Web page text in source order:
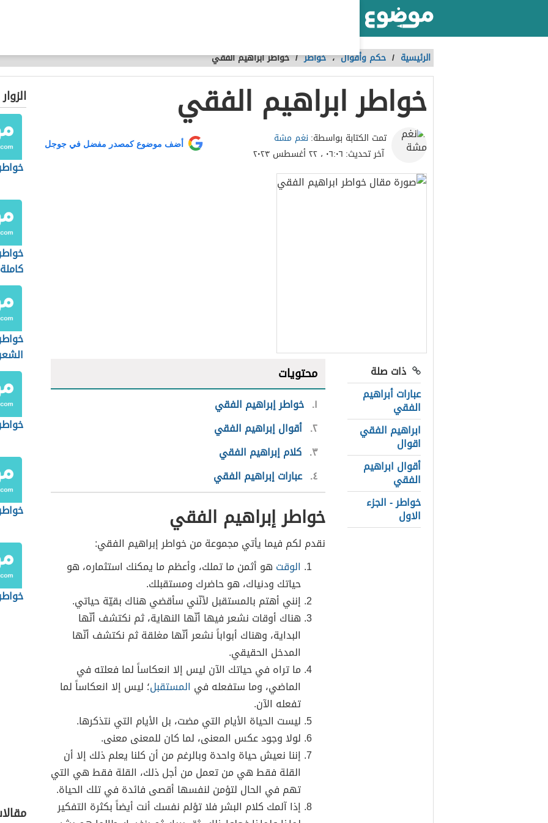
الرئيسية / حكم وأقوال،خواطر /خواطر ابراهيم الفقي
خواطر ابراهيم الفقي
تمت الكتابة بواسطة: نغم مشة
آخر تحديث: ٠٦:٠٦ ، ٢٢ أغسطس ٢٠٢٣
أضف موضوع كمصدر مفضل في جوجل
ذات صلة
عبارات أبراهيم
الفقي
ابراهيم الفقي
اقوال
أقوال ابراهيم
الفقي
خواطر - الجزء
الاول
محتويات
١ خواطر إبراهيم الفقي
٢ أقوال إبراهيم الفقي
٣ كلام إبراهيم الفقي
٤ عبارات إبراهيم الفقي
خواطر إبراهيم الفقي
نقدم لكم فيما يأتي مجموعة من خواطر إبراهيم الفقي:
الوقت هو أثمن ما تملك، وأعظم ما يمكنك استثماره، هو
حياتك ودنياك، هو حاضرك ومستقبلك.
إنني أهتم بالمستقبل لأنّني سأقضي هناك بقيّة حياتي.
هناك أوقات نشعر فيها أنّها النهاية، ثم نكتشف أنّها
البداية، وهناك أبواباً نشعر أنّها مغلقة ثم نكتشف أنّها
المدخل الحقيقي.
ما تراه في حياتك الآن ليس إلا انعكاساً لما فعلته في
الماضي، وما ستفعله في المستقبل؛ ليس إلا انعكاساً لما
تفعله الآن.
ليست الحياة الأيام التي مضت، بل الأيام التي نتذكرها.
لولا وجود عكس المعنى، لما كان للمعنى معنى.
إننا نعيش حياة واحدة وبالرغم من أن كلنا يعلم ذلك إلا أن
القلة فقط هي من تعمل من أجل ذلك، القلة فقط هي التي
تهم في الحال لتؤمن لنفسها أقصى فائدة في تلك الحياة.
إذا آلمك كلام البشر فلا تؤلم نفسك أنت أيضاً بكثرة التفكير
كاملة